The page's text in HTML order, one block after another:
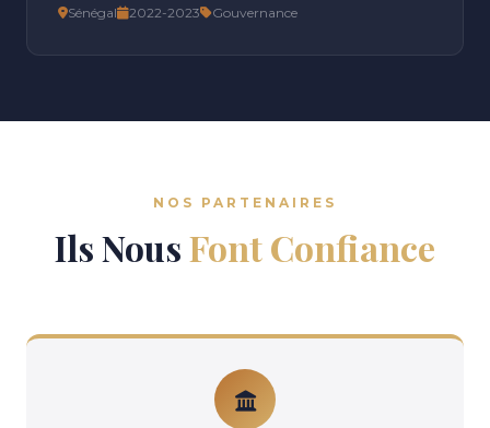
Sénégal 2022-2023 Gouvernance
NOS PARTENAIRES
Ils NousFont Confiance